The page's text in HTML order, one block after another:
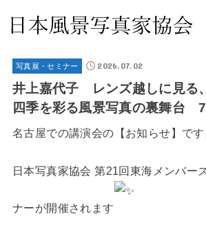
写真展・セミナー 2026.07.02
井上嘉代子 レンズ越しに見る
四季を彩る風景写真の裏舞台
名古屋での講演会の【お知らせ】です
日本写真家協会 第21回東海メンバー
ナーが開催されます